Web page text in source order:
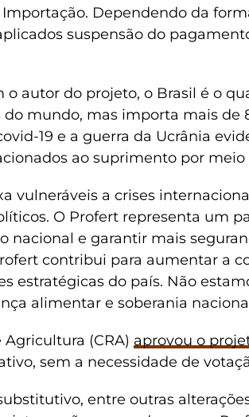
Dependendo da
suspensão do
o autor do projeto, o Brasil é o
mundo, mas importa mais de
19 e a guerra da Ucrânia
ao suprimento por
vulneráveis a crises
O Profert representa um
nacional e garantir mais
contribui para aumentar a
estratégicas do país. Não
alimentar e soberania
Agricultura (CRA) aprovou o
sem a necessidade de
entre outras